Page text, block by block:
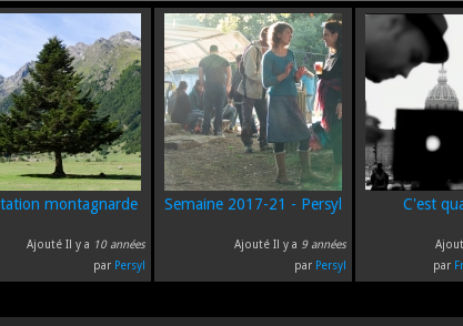
montagnarde
Ajouté Il y a 10 années
par Persyl
Semaine 2017-21 - Persyl
Ajouté Il y a 9 années
par Persyl
C'est
par